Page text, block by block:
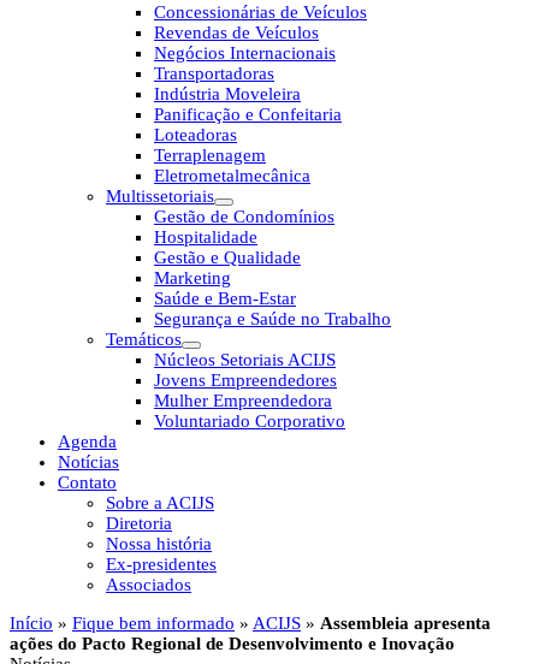
Concessionárias de Veículos
Revendas de Veículos
Negócios Internacionais
Transportadoras
Indústria Moveleira
Panificação e Confeitaria
Loteadoras
Terraplenagem
Eletrometalmecânica
Multissetoriais
Gestão de Condomínios
Hospitalidade
Gestão e Qualidade
Marketing
Saúde e Bem-Estar
Segurança e Saúde no Trabalho
Temáticos
Núcleos Setoriais ACIJS
Jovens Empreendedores
Mulher Empreendedora
Voluntariado Corporativo
Agenda
Notícias
Contato
Sobre a ACIJS
Diretoria
Nossa história
Ex-presidentes
Associados
Início » Fique bem informado » ACIJS » Assembleia apresenta
ações do Pacto Regional de Desenvolvimento e Inovação